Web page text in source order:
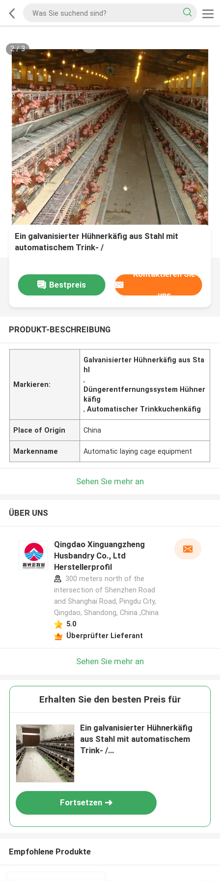
2/3
Ein galvanisierter Hühnerkäfig aus Stahl mit
automatischem Trink- /
Bestpreis
Kontaktieren Sie
uns
PRODUKT-BESCHREIBUNG
Markieren:
Galvanisierter Hühnerkäfig aus Sta
hl
,
Düngerentfernungssystem Hühner
käfig
,Automatischer Trinkkuchenkäfig
Place of Origin China
Markenname Automatic laying cage equipment
Sehen Sie mehr an
ÜBER UNS
Qingdao Xinguangzheng
Husbandry Co., Ltd
Herstellerprofil
300 meters north of the
intersection of Shenzhen Road
and Shanghai Road, Pingdu City,
Qingdao, Shandong, China ,China
5.0
Überprüfter Lieferant
Sehen Sie mehr an
Erhalten Sie den besten Preis für
Ein galvanisierter Hühnerkäfig
aus Stahl mit automatischem
Trink- /
Fortsetzen
Empfohlene Produkte